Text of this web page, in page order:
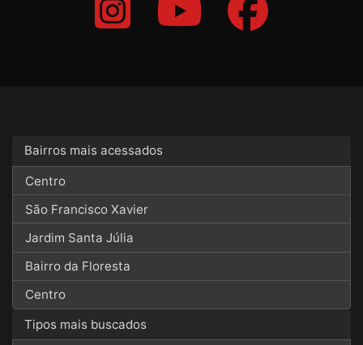
Bairros mais acessados
Centro
São Francisco Xavier
Jardim Santa Júlia
Bairro da Floresta
Centro
Tipos mais buscados